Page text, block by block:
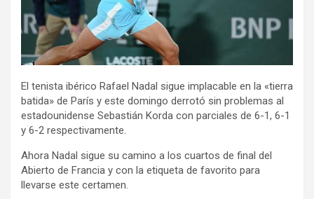
El tenista ibérico Rafael Nadal sigue implacable en la «tierra
batida» de París y este domingo derrotó sin problemas al
estadounidense Sebastián Korda con parciales de 6-1, 6-1
y 6-2 respectivamente.
Ahora Nadal sigue su camino a los cuartos de final del
Abierto de Francia y con la etiqueta de favorito para
llevarse este certamen.